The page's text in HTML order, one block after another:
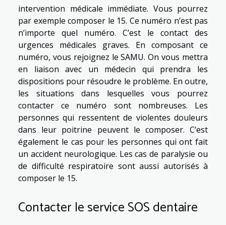
intervention médicale immédiate. Vous pourrez
par exemple composer le 15. Ce numéro n’est pas
n’importe quel numéro. C’est le contact des
urgences médicales graves. En composant ce
numéro, vous rejoignez le SAMU. On vous mettra
en liaison avec un médecin qui prendra les
dispositions pour résoudre le problème. En outre,
les situations dans lesquelles vous pourrez
contacter ce numéro sont nombreuses. Les
personnes qui ressentent de violentes douleurs
dans leur poitrine peuvent le composer. C’est
également le cas pour les personnes qui ont fait
un accident neurologique. Les cas de paralysie ou
de difficulté respiratoire sont aussi autorisés à
composer le 15.
Contacter le service SOS dentaire